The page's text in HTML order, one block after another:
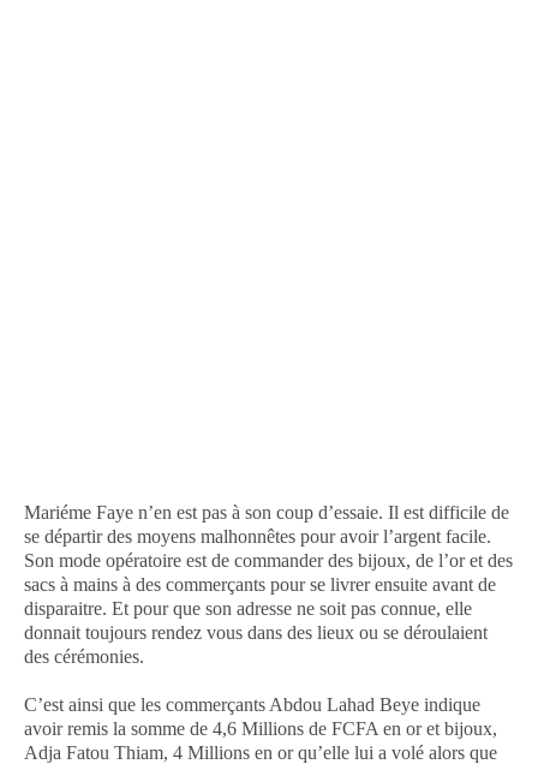
Mariéme Faye n’en est pas à son coup d’essaie. Il est difficile de
se départir des moyens malhonnêtes pour avoir l’argent facile.
Son mode opératoire est de commander des bijoux, de l’or et des
sacs à mains à des commerçants pour se livrer ensuite avant de
disparaitre. Et pour que son adresse ne soit pas connue, elle
donnait toujours rendez vous dans des lieux ou se déroulaient
des cérémonies.
C’est ainsi que les commerçants Abdou Lahad Beye indique
avoir remis la somme de 4,6 Millions de FCFA en or et bijoux,
Adja Fatou Thiam, 4 Millions en or qu’elle lui a volé alors que